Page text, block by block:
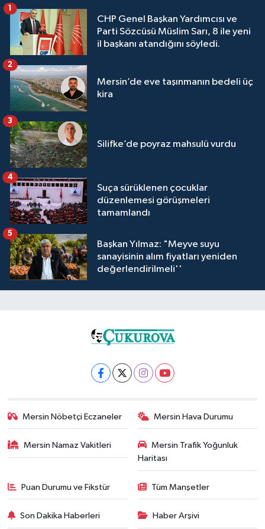
CHP Genel Başkan Yardımcısı ve
Parti Sözcüsü Müslim Sarı, 8 ile yeni
il başkanı atandığını söyledi.
1
Mersin’de eve taşınmanın bedeli üç
kira
2
Silifke’de poyraz mahsulü vurdu
3
Suça sürüklenen çocuklar
düzenlemesi görüşmeleri
tamamlandı
4
Başkan Yılmaz: "Meyve suyu
sanayisinin alım fiyatları yeniden
değerlendirilmeli''
5
Mersin Nöbetçi Eczaneler Mersin Hava Durumu
Mersin Namaz Vakitleri
Mersin Trafik Yoğunluk
Haritası
Puan Durumu ve Fikstür Tüm Manşetler
Son Dakika Haberleri Haber Arşivi